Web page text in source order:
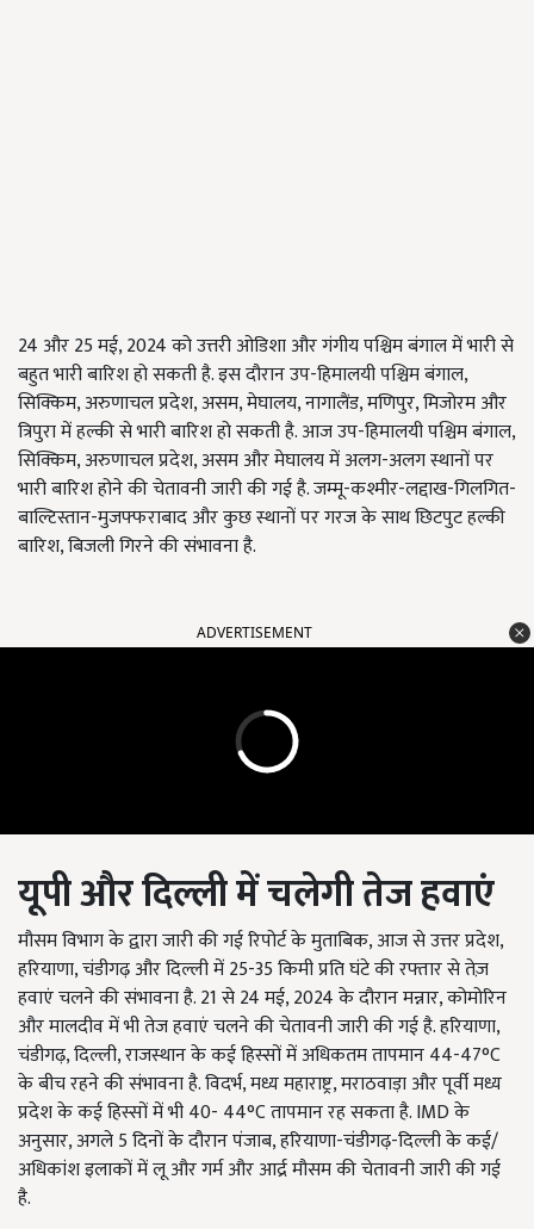
24 और 25 मई, 2024 को उत्तरी ओडिशा और गंगीय पश्चिम बंगाल में भारी से
बहुत भारी बारिश हो सकती है. इस दौरान उप-हिमालयी पश्चिम बंगाल,
सिक्किम, अरुणाचल प्रदेश, असम, मेघालय, नागालैंड, मणिपुर, मिजोरम और
त्रिपुरा में हल्की से भारी बारिश हो सकती है. आज उप-हिमालयी पश्चिम बंगाल,
सिक्किम, अरुणाचल प्रदेश,असम और मेघालय में अलग-अलग स्थानों पर
भारी बारिश होने की चेतावनी जारी की गई है. जम्मू-कश्मीर-लद्दाख-गिलगित-
बाल्टिस्तान-मुजफ्फराबाद और कुछ स्थानों पर गरज के साथ छिटपुट हल्की
बारिश, बिजली गिरने की संभावना है.
ADVERTISEMENT
यूपी और दिल्ली में चलेगी तेज हवाएं
मौसम विभाग के द्वारा जारी की गई रिपोर्ट के मुताबिक,आज से उत्तर प्रदेश,
हरियाणा, चंडीगढ़ और दिल्ली में 25-35 किमी प्रति घंटे की रफ्तार से तेज़
हवाएं चलने की संभावना है. 21 से 24 मई, 2024 के दौरान मन्नार, कोमोरिन
और मालदीव में भी तेज हवाएं चलने की चेतावनी जारी की गई है. हरियाणा,
चंडीगढ़,दिल्ली, राजस्थान के कई हिस्सों में अधिकतम तापमान 44-47°C
के बीच रहने की संभावना है. विदर्भ, मध्य महाराष्ट्र, मराठवाड़ा और पूर्वी मध्य
प्रदेश के कई हिस्सों में भी 40- 44°C तापमान रह सकता है. IMD के
अनुसार,अगले5 दिनों के दौरान पंजाब, हरियाणा-चंडीगढ़-दिल्ली के कई/
अधिकांश इलाकों में लू और गर्म और आर्द्र मौसम की चेतावनी जारी की गई
है.